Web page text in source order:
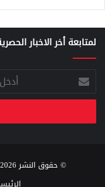
لمتابعة أخر الاخبار
أدخل
بريدك
الإلكتروني
© حقوق النشر 2026، جميع الحقوق محفوظة |